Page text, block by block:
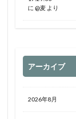
に @麦 より
アーカイブ
2026年8月